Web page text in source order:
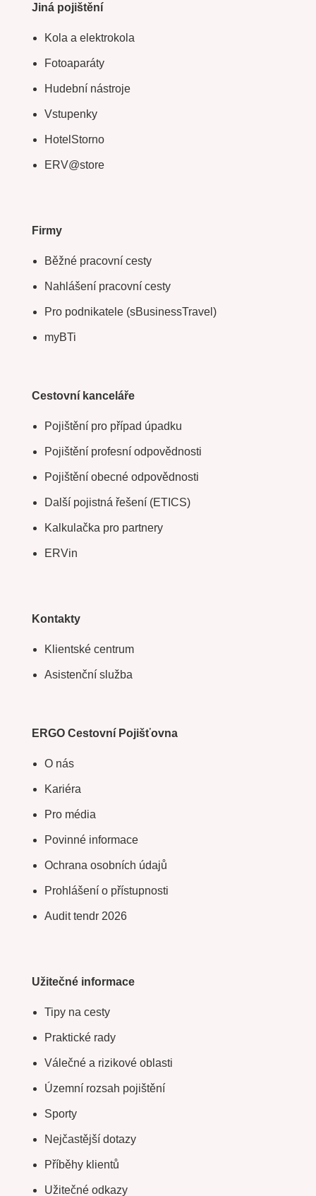
Jiná pojištění
Kola a elektrokola
Fotoaparáty
Hudební nástroje
Vstupenky
HotelStorno
ERV@store
Firmy
Běžné pracovní cesty
Nahlášení pracovní cesty
Pro podnikatele (sBusinessTravel)
myBTi
Cestovní kanceláře
Pojištění pro případ úpadku
Pojištění profesní odpovědnosti
Pojištění obecné odpovědnosti
Další pojistná řešení (ETICS)
Kalkulačka pro partnery
ERVin
Kontakty
Klientské centrum
Asistenční služba
ERGO Cestovní Pojišťovna
O nás
Kariéra
Pro média
Povinné informace
Ochrana osobních údajů
Prohlášení o přístupnosti
Audit tendr 2026
Užitečné informace
Tipy na cesty
Praktické rady
Válečné a rizikové oblasti
Územní rozsah pojištění
Sporty
Nejčastější dotazy
Příběhy klientů
Užitečné odkazy